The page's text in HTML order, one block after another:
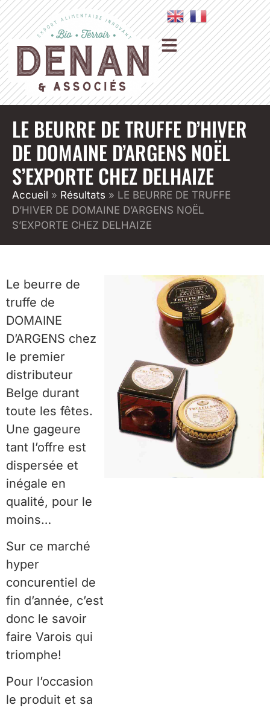
LE BEURRE DE TRUFFE D’HIVER
DE DOMAINE D’ARGENS NOËL
S’EXPORTE CHEZ DELHAIZE
Accueil » Résultats » LE BEURRE DE TRUFFE
D’HIVER DE DOMAINE D’ARGENS NOËL
S’EXPORTE CHEZ DELHAIZE
Le beurre de
truffe de
DOMAINE
D’ARGENS chez
le premier
distributeur
Belge durant
toute les fêtes.
Une gageure
tant l’offre est
dispersée et
inégale en
qualité, pour le
moins…
Sur ce marché
hyper
concurentiel de
fin d’année, c’est
donc le savoir
faire Varois qui
triomphe!
Pour l’occasion
le produit et sa